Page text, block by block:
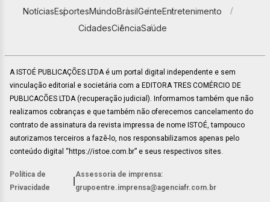
NotíciasEsportesMundoBrasilGenteEntretenimento
CidadesCiênciaSaúde
A ISTOÉ PUBLICAÇÕES LTDA é um portal digital independente e sem
vinculação editorial e societária com a EDITORA TRES COMÉRCIO DE
PUBLICACÕES LTDA (recuperação judicial). Informamos também que não
realizamos cobranças e que também não oferecemos cancelamento do
contrato de assinatura da revista impressa de nome ISTOÉ, tampouco
autorizamos terceiros a fazê-lo, nos responsabilizamos apenas pelo
conteúdo digital “https://istoe.com.br” e seus respectivos sites.
Política de
Privacidade
Assessoria de imprensa:
grupoentre.imprensa@agenciafr.com.br